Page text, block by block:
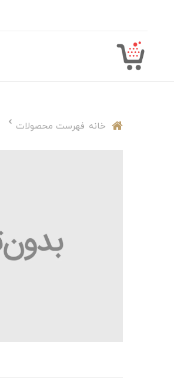
خانه فهرست محصولات